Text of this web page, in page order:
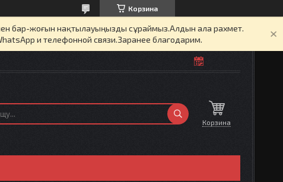
Корзина
бар-жоғын нақтылауыңызды сұраймыз.Алдын ала рахмет.
и телефонной связи.Заранее благодарим.
Корзина